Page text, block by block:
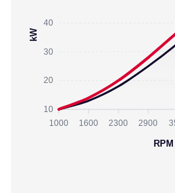
40
30
20
10
kW
1000 1600 2300 2900
RPM